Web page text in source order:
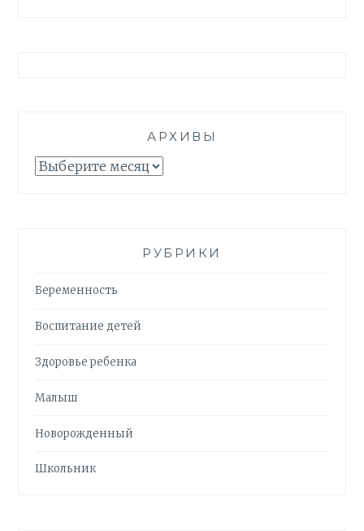
АРХИВЫ
Архивы
РУБРИКИ
Беременность
Воспитание детей
Здоровье ребенка
Малыш
Новорожденный
Школьник